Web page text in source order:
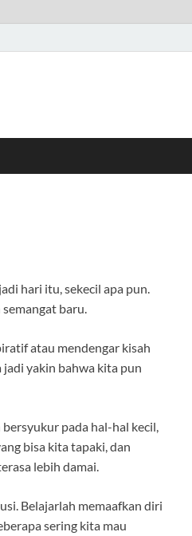
hari itu, sekecil apa pun.
baru.
atau mendengar kisah
yakin bahwa kita pun
pada hal-hal kecil,
bisa kita tapaki, dan
lebih damai.
Belajarlah memaafkan diri
sering kita mau